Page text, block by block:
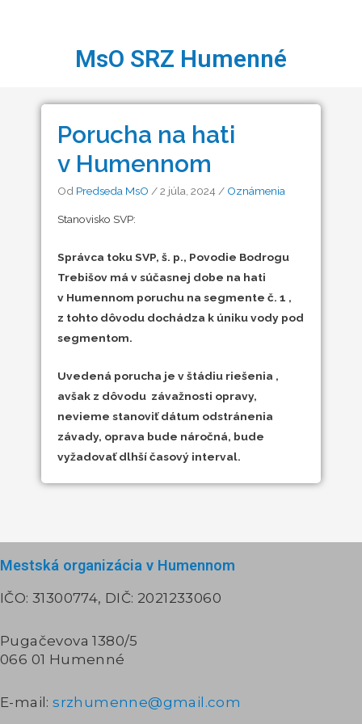
MsO SRZ Humenné
Porucha na hati
v Humennom
Od Predseda MsO /2 júla, 2024 / Oznámenia
Stanovisko SVP:
Správca toku SVP, š. p., Povodie Bodrogu
Trebišov má v súčasnej dobe na hati
v Humennom poruchu na segmente č. 1 ,
z tohto dôvodu dochádza k úniku vody pod
segmentom.
Uvedená porucha je v štádiu riešenia ,
avšak z dôvodu závažnosti opravy,
nevieme stanoviť dátum odstránenia
závady, oprava bude náročná, bude
vyžadovať dlhší časový interval.
Mestská organizácia v Humennom
IČO: 31300774, DIČ: 2021233060
Pugačevova 1380/5
066 01 Humenné
E-mail:srzhumenne@gmail.com